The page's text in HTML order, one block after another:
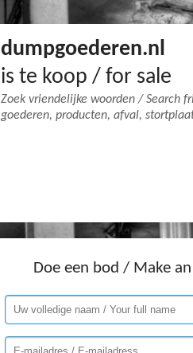
dumpgoederen.nl
is te koop / for sale
Zoek vriendelijke woorden / Search
goederen, producten, afval,
Doe een bod / Make